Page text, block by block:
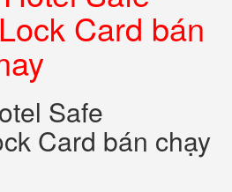
Card bán
Safe
Card bán chạy